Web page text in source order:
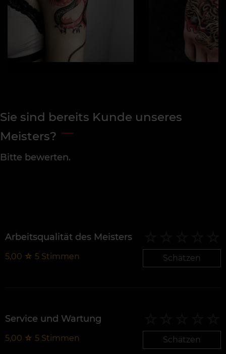
Sie sind bereits Kunde unseres
Meisters?
Bitte bewerten.
Arbeitsqualität des Meisters
5,00 ☆ 5 Stimmen Schätzen
Service und Wartung
5,00 ☆ 5 Stimmen Schätzen